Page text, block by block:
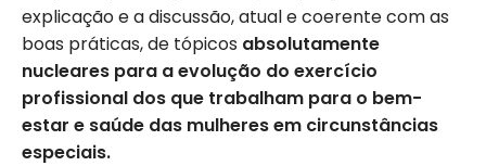
explicação e a discussão, atual e coerente com as
boas práticas, de tópicos absolutamente
nucleares para a evolução do exercício
profissional dos que trabalham para o bem-
estar e saúde das mulheres em circunstâncias
especiais.